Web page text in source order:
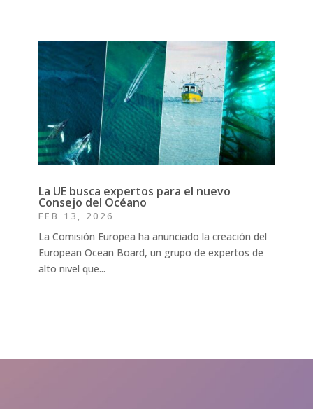
La UE busca expertos para el nuevo
Consejo del Océano
FEB 13, 2026
La Comisión Europea ha anunciado la creación del
European Ocean Board, un grupo de expertos de
alto nivel que...